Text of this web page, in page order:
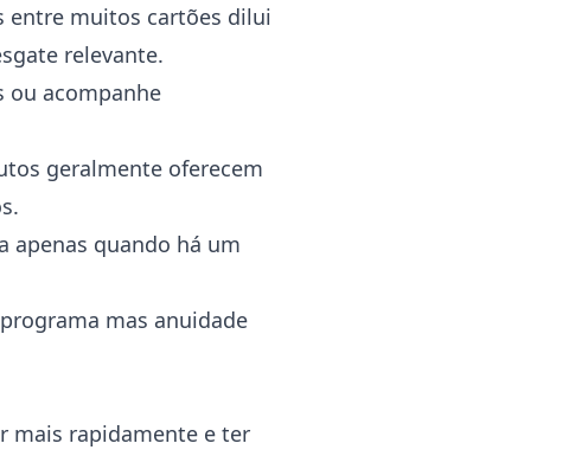
entre muitos cartões dilui
relevante.
ou acompanhe
geralmente oferecem
apenas quando há um
mas anuidade
mais rapidamente e ter